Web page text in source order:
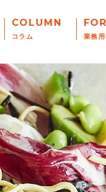
COLUMN
コラム 業務